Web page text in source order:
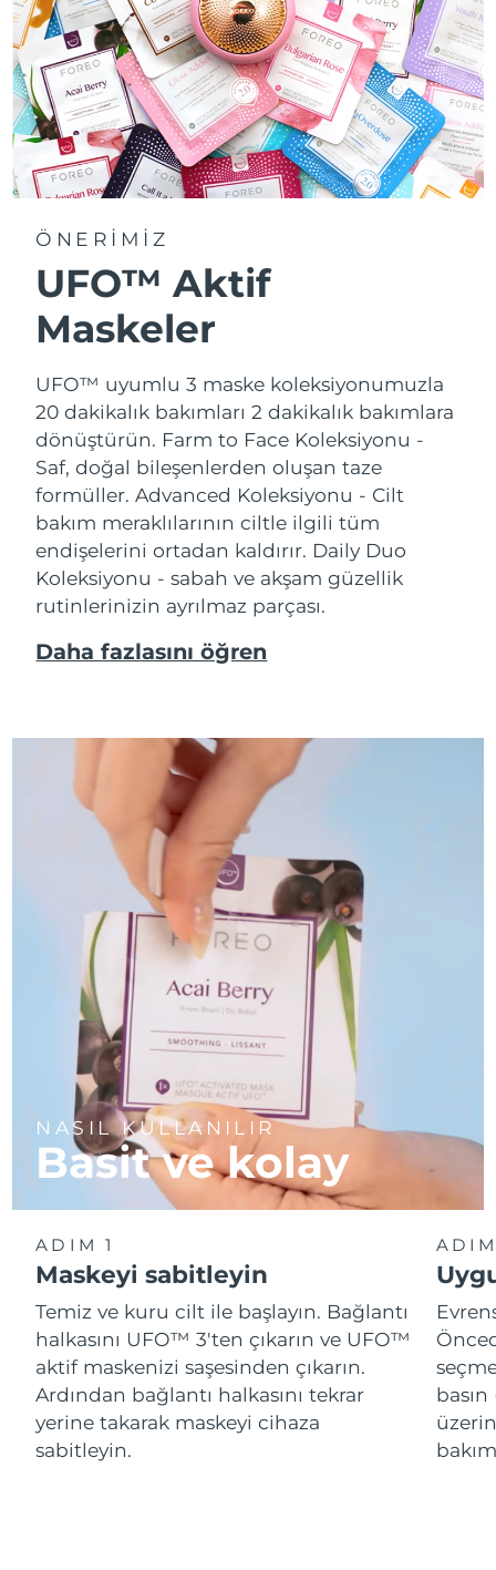
ÖNERİMİZ
UFO™ Aktif
Maskeler
UFO™ uyumlu 3 maske koleksiyonumuzla
20 dakikalık bakımları 2 dakikalık bakımlara
dönüştürün. Farm to Face Koleksiyonu -
Saf, doğal bileşenlerden oluşan taze
formüller. Advanced Koleksiyonu - Cilt
bakım meraklılarının ciltle ilgili tüm
endişelerini ortadan kaldırır. Daily Duo
Koleksiyonu - sabah ve akşam güzellik
rutinlerinizin ayrılmaz parçası.
Daha fazlasını öğren
NASIL KULLANILIR
Basit ve kolay
ADIM 1
Maskeyi sabitleyin
Temiz ve kuru cilt ile başlayın. Bağlantı
halkasını UFO™ 3'ten çıkarın ve UFO™
aktif maskenizi saşesinden çıkarın.
Ardından bağlantı halkasını tekrar
yerine takarak maskeyi cihaza
sabitleyin.